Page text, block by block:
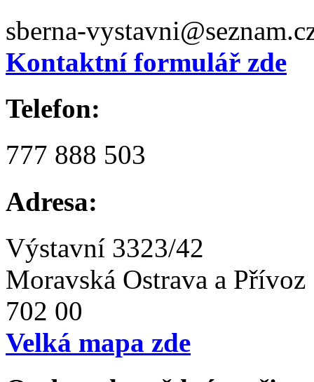
sberna-
Kontaktní formulář zde
Telefon:
777 888 503
Adresa:
Výstavní 3323/42
Moravská Ostrava a Přívoz
702 00
Velká mapa zde